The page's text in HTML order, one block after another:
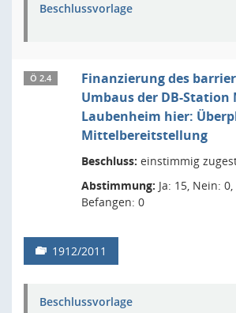
Beschlussvorlage
Ö 2.4
Finanzierung des
Umbaus der DB-Station
Laubenheim hier:
Mittelbereitstellung
Beschluss: einstimmig
Abstimmung: Ja: 15, Nein:
Befangen: 0
1912/2011
Beschlussvorlage